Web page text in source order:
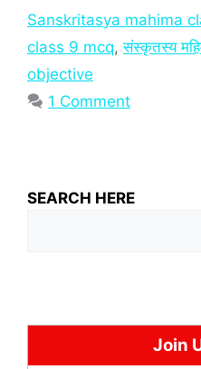
Sanskritasya mahima
class 9 mcq,संस्कृतस्य
objective
1 Comment
SEARCH HERE
Join